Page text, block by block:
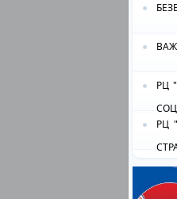
РЦ
РЦ